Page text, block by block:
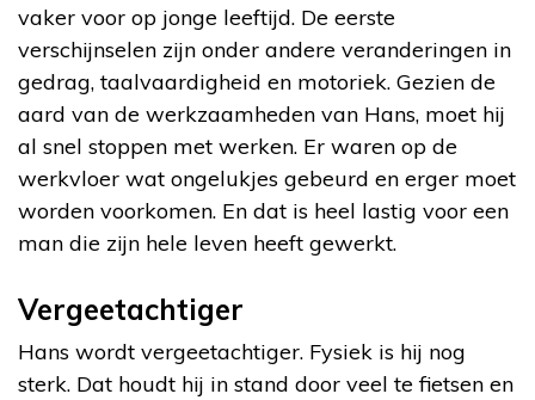
vaker voor op jonge leeftijd. De eerste
verschijnselen zijn onder andere veranderingen in
gedrag, taalvaardigheid en motoriek. Gezien de
aard van de werkzaamheden van Hans, moet hij
al snel stoppen met werken. Er waren op de
werkvloer wat ongelukjes gebeurd en erger moet
worden voorkomen. En dat is heel lastig voor een
man die zijn hele leven heeft gewerkt.
Vergeetachtiger
Hans wordt vergeetachtiger. Fysiek is hij nog
sterk. Dat houdt hij in stand door veel te fietsen en